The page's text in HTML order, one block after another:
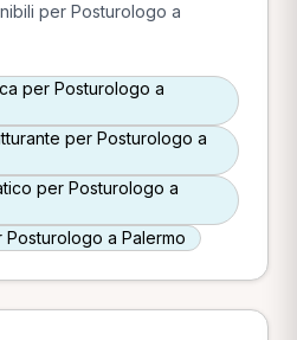
per Posturologo a
per Posturologo a
per Posturologo a
per Posturologo a
Posturologo a Palermo